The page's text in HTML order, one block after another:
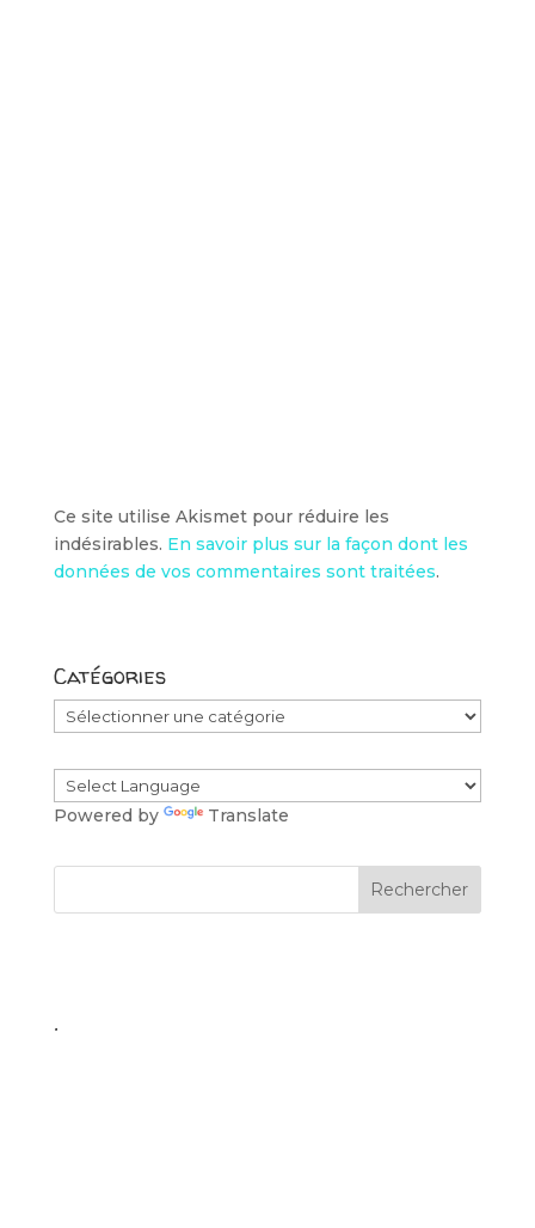
Ce site utilise Akismet pour réduire les
indésirables. En savoir plus sur la façon dont les
données de vos commentaires sont traitées.
Catégories
Catégories
Powered by Translate
.